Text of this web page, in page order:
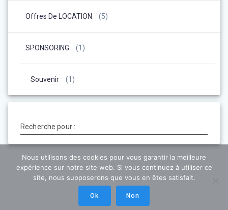
Offres De LOCATION (5)
SPONSORING (1)
Souvenir (1)
Recherche pour :
Nous utilisons des cookies pour vous garantir la meilleure
expérience sur notre site web. Si vous continuez à utiliser ce
site, nous supposerons que vous en êtes satisfait.
Ok Non